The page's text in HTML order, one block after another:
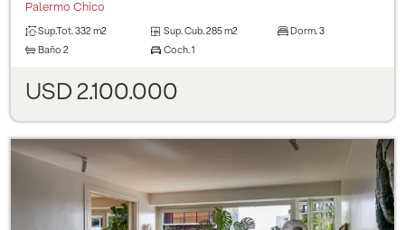
Palermo Chico
Sup.Tot. 332 m2 Sup. Cub. 285 m2 Dorm. 3
Baño 2 Coch. 1
USD 2.100.000